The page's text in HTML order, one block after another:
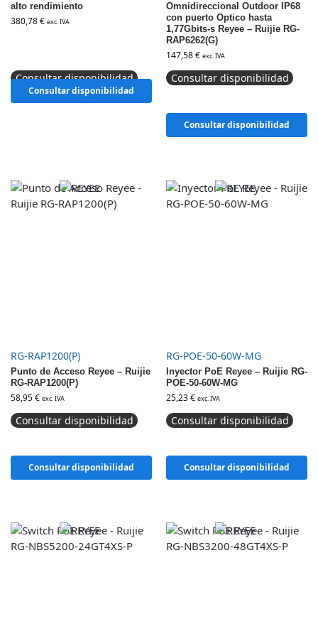
alto rendimiento
380,78€ exc. IVA
Consultar disponibilidad
Consultar disponibilidad
Omnidireccional Outdoor IP68
con puerto Optico hasta
1,77Gbits-s Reyee – Ruijie RG-
RAP6262(G)
147,58€ exc. IVA
Consultar disponibilidad
Consultar disponibilidad
RG-RAP1200(P)
Punto de Acceso Reyee – Ruijie
RG-RAP1200(P)
58,95€ exc. IVA
Consultar disponibilidad
Consultar disponibilidad
RG-POE-50-60W-MG
Inyector PoE Reyee – Ruijie RG-
POE-50-60W-MG
25,23€ exc. IVA
Consultar disponibilidad
Consultar disponibilidad